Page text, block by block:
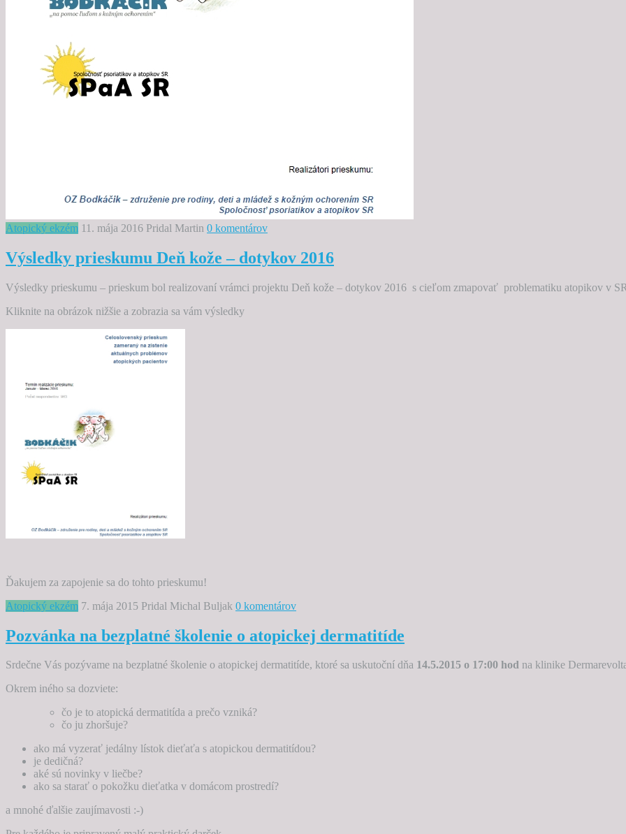
Atopický ekzém 11. mája 2016 Pridal Martin 0 komentárov
Výsledky prieskumu Deň kože – dotykov 2016
Výsledky prieskumu – prieskum bol realizovaní vrámci projektu Deň kože – dotykov 2016 s cieľom zmapovať problematiku atopikov v
Kliknite na obrázok nižšie a zobrazia sa vám výsledky
Ďakujem za zapojenie sa do tohto prieskumu!
Atopický ekzém 7. mája 2015 Pridal Michal Buljak 0 komentárov
Pozvánka na bezplatné školenie o atopickej dermatitíde
Srdečne Vás pozývame na bezplatné školenie o atopickej dermatitíde, ktoré sa uskutoční dňa 14.5.2015 o 17:00 hod na klinike
Okrem iného sa dozviete:
čo je to atopická dermatitída a prečo vzniká?
čo ju zhoršuje?
ako má vyzerať jedálny lístok dieťaťa s atopickou dermatitídou?
je dedičná?
aké sú novinky v liečbe?
ako sa starať o pokožku dieťatka v domácom prostredí?
a mnohé ďalšie zaujímavosti :-)